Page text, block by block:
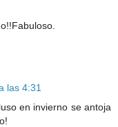
las 4:31
en invierno se antoja